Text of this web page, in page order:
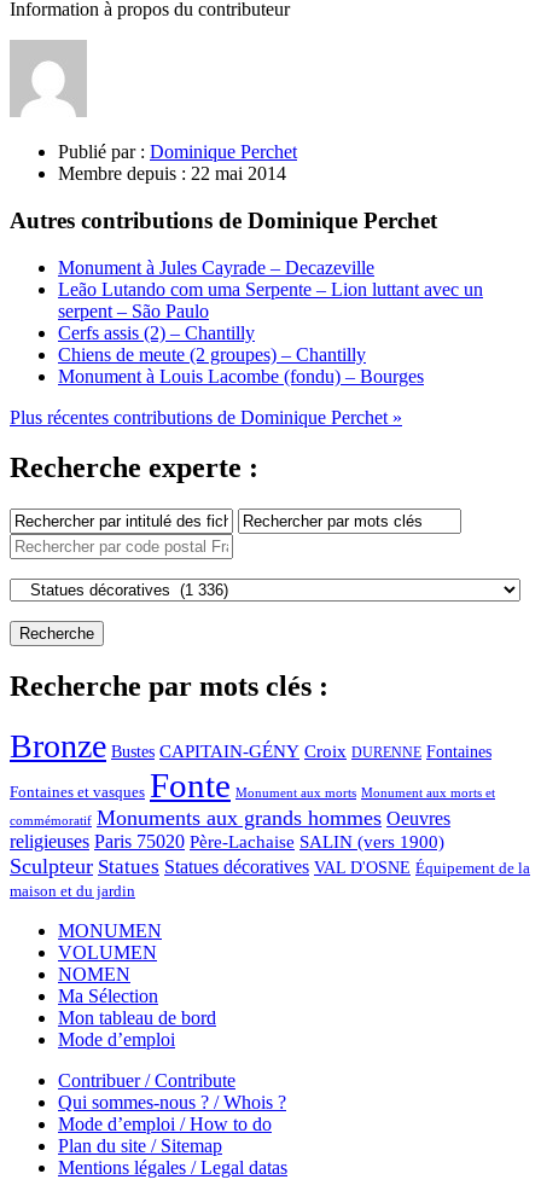
Information à propos du contributeur
Publié par : Dominique Perchet
Membre depuis : 22 mai 2014
Autres contributions de Dominique Perchet
Monument à Jules Cayrade – Decazeville
Leão Lutando com uma Serpente – Lion luttant avec un
serpent – São Paulo
Cerfs assis (2) – Chantilly
Chiens de meute (2 groupes) – Chantilly
Monument à Louis Lacombe (fondu) – Bourges
Plus récentes contributions de Dominique Perchet »
Recherche experte :
Recherche par mots clés :
Bronze Bustes CAPITAIN-GÉNY Croix DURENNE Fontaines
Fontaines et vasques Fonte Monument aux morts Monument aux morts et
commémoratif Monuments aux grands hommes Oeuvres
religieuses Paris 75020 Père-Lachaise SALIN (vers 1900)
Sculpteur Statues Statues décoratives VAL D'OSNE Équipement de la
maison et du jardin
MONUMEN
VOLUMEN
NOMEN
Ma Sélection
Mon tableau de bord
Mode d’emploi
Contribuer / Contribute
Qui sommes-nous ? / Whois ?
Mode d’emploi / How to do
Plan du site / Sitemap
Mentions légales / Legal datas